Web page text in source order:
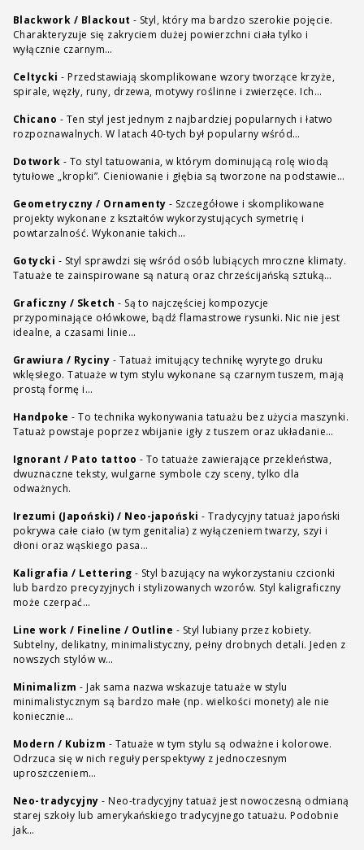
Blackwork / Blackout - Styl, który ma bardzo szerokie pojęcie.
Charakteryzuje się zakryciem dużej powierzchni ciała tylko i
wyłącznie czarnym…
Celtycki - Przedstawiają skomplikowane wzory tworzące krzyże,
spirale, węzły, runy, drzewa, motywy roślinne i zwierzęce. Ich…
Chicano - Ten styl jest jednym z najbardziej popularnych i łatwo
rozpoznawalnych. W latach 40-tych był popularny wśród…
Dotwork - To styl tatuowania, w którym dominującą rolę wiodą
tytułowe „kropki”. Cieniowanie i głębia są tworzone na podstawie…
Geometryczny / Ornamenty - Szczegółowe i skomplikowane
projekty wykonane z kształtów wykorzystujących symetrię i
powtarzalność. Wykonanie takich…
Gotycki - Styl sprawdzi się wśród osób lubiących mroczne klimaty.
Tatuaże te zainspirowane są naturą oraz chrześcijańską sztuką…
Graficzny / Sketch - Są to najczęściej kompozycje
przypominające ołówkowe, bądź flamastrowe rysunki. Nic nie jest
idealne, a czasami linie…
Grawiura / Ryciny - Tatuaż imitujący technikę wyrytego druku
wklęsłego. Tatuaże w tym stylu wykonane są czarnym tuszem, mają
prostą formę i…
Handpoke - To technika wykonywania tatuażu bez użycia maszynki.
Tatuaż powstaje poprzez wbijanie igły z tuszem oraz układanie…
Ignorant / Pato tattoo - To tatuaże zawierające przekleństwa,
dwuznaczne teksty, wulgarne symbole czy sceny, tylko dla
odważnych.
Irezumi (Japoński) / Neo-japoński - Tradycyjny tatuaż japoński
pokrywa całe ciało (w tym genitalia) z wyłączeniem twarzy, szyi i
dłoni oraz wąskiego pasa…
Kaligrafia / Lettering - Styl bazujący na wykorzystaniu czcionki
lub bardzo precyzyjnych i stylizowanych wzorów. Styl kaligraficzny
może czerpać…
Line work / Fineline / Outline - Styl lubiany przez kobiety.
Subtelny, delikatny, minimalistyczny, pełny drobnych detali. Jeden z
nowszych stylów w…
Minimalizm - Jak sama nazwa wskazuje tatuaże w stylu
minimalistycznym są bardzo małe (np. wielkości monety) ale nie
koniecznie…
Modern / Kubizm - Tatuaże w tym stylu są odważne i kolorowe.
Odrzuca się w nich reguły perspektywy z jednoczesnym
uproszczeniem…
Neo-tradycyjny - Neo-tradycyjny tatuaż jest nowoczesną odmianą
starej szkoły lub amerykańskiego tradycyjnego tatuażu. Podobnie
jak…